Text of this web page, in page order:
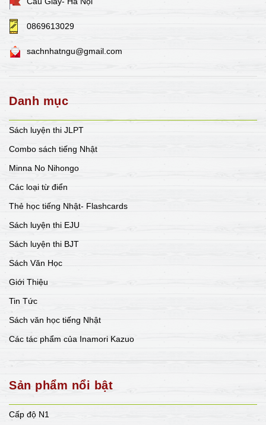
0869613029
sachnhatngu@gmail.com
Danh mục
Sách luyện thi JLPT
Combo sách tiếng Nhật
Minna No Nihongo
Các loại từ điển
Thẻ học tiếng Nhật- Flashcards
Sách luyện thi EJU
Sách luyện thi BJT
Sách Văn Học
Giới Thiệu
Tin Tức
Sách văn học tiếng Nhật
Các tác phẩm của Inamori Kazuo
Sản phẩm nổi bật
Cấp độ N1